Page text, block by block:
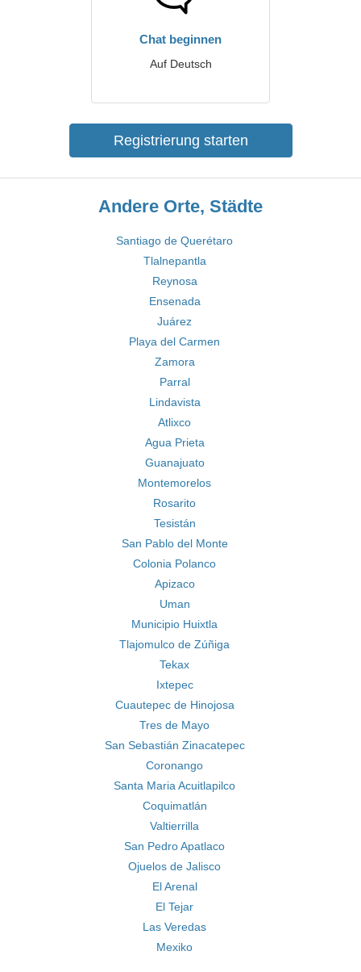
Chat beginnen
Auf Deutsch
Registrierung starten
Andere Orte, Städte
Santiago de Querétaro
Tlalnepantla
Reynosa
Ensenada
Juárez
Playa del Carmen
Zamora
Parral
Lindavista
Atlixco
Agua Prieta
Guanajuato
Montemorelos
Rosarito
Tesistán
San Pablo del Monte
Colonia Polanco
Apizaco
Uman
Municipio Huixtla
Tlajomulco de Zúñiga
Tekax
Ixtepec
Cuautepec de Hinojosa
Tres de Mayo
San Sebastián Zinacatepec
Coronango
Santa Maria Acuitlapilco
Coquimatlán
Valtierrilla
San Pedro Apatlaco
Ojuelos de Jalisco
El Arenal
El Tejar
Las Veredas
Mexiko